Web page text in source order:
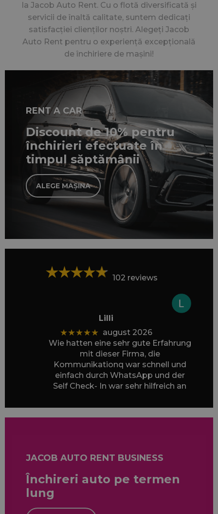
la Jacob Auto Rent. Cu o flotă diversificată și
servicii de înaltă calitate, suntem dedicați
satisfacției clienților noștri. Alegeți Jacob
Auto Rent pentru o experiență excepțională
de închiriere de mașini!
RENT A CAR
Discount de 10% pentru
închirieri efectuate în
timpul săptămânii
ALEGE MAȘINA
102 reviews
Lilli
★★★★★ august 2026
Wie hatten eine sehr gute Erfahrung
mit dieser Firma, die
Kommunikationq war schnell und
einfach durch WhatsApp und der
Self Check- In war sehr hilfreich an
wunderschöne Tage
in Rumänien, vielen Dank!
JACOB AUTO RENT BUSINESS
Închireri auto pe termen
lung